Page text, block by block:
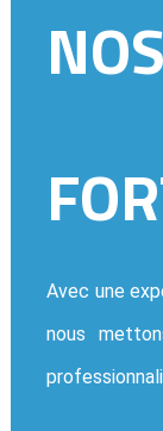
Avec une
nous